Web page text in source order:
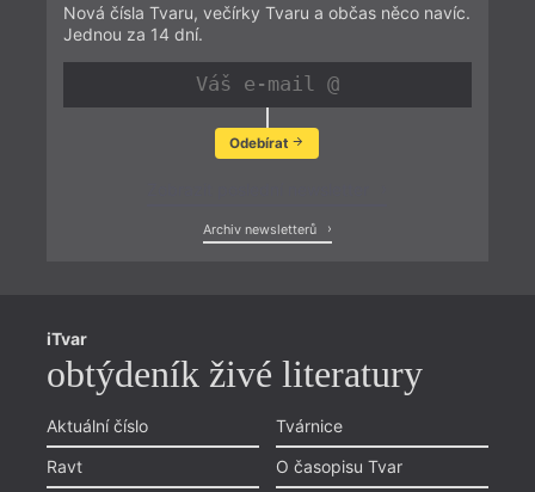
Nová čísla Tvaru, večírky Tvaru a občas něco navíc.
Jednou za 14 dní.
Odebírat
Archiv newsletterů
iTvar
obtýdeník živé literatury
Aktuální číslo
Ravt
Tvárnice
O časopisu Tvar